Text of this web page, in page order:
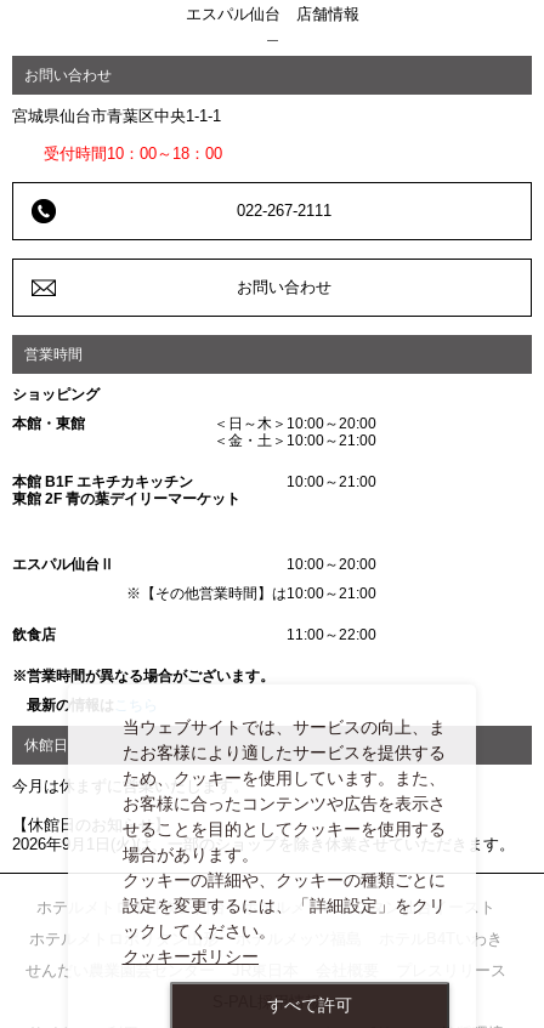
エスパル仙台 店舗情報
お問い合わせ
宮城県仙台市青葉区中央1-1-1
受付時間10：00～18：00
022-267-2111
お問い合わせ
営業時間
ショッピング
本館・東館
＜日～木＞10:00～20:00
＜金・土＞10:00～21:00
本館 B1F エキチカキッチン
東館 2F 青の葉デイリーマーケット
10:00～21:00
エスパル仙台Ⅱ
10:00～20:00
※【その他営業時間】は10:00～21:00
飲食店 11:00～22:00
※営業時間が異なる場合がございます。
最新の情報は
休館日
今月は休まずに営業いたします。
【休館日のお知らせ】
2026年9月1日(火)は、一部のショップを除き休業させていただきます。
ホテルメトロポリタン仙台
ホテルメトロポリタン仙台イースト
ホテルメトロポリタン山形
ホテルメッツ福島
ホテルB4Tいわき
せんだい農業園芸センター
JR東日本
プレスリリース
S-PAL採用情報
当ウェブサイトでは、サービスの向上、ま
たお客様により適したサービスを提供する
ため、クッキーを使用しています。また、
お客様に合ったコンテンツや広告を表示さ
せることを目的としてクッキーを使用する
場合があります。
クッキーの詳細や、クッキーの種類ごとに
設定を変更するには、「詳細設定」をクリ
ックしてください。
クッキーポリシー
すべて許可